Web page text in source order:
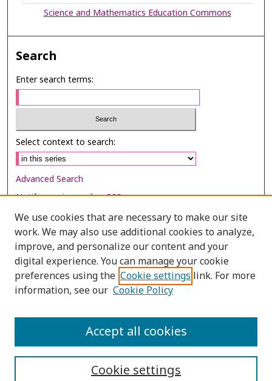
Science and Mathematics Education Commons
Search
Enter search terms:
Select context to search:
Advanced Search
Notify me via email orRSS
Browse
Collections
Disciplines
Authors
We use cookies that are necessary to make our site
work. We may also use additional cookies to analyze,
improve, and personalize our content and your
digital experience. You can manage your cookie
preferences using the Cookie settings link. For more
information, see our Cookie Policy
Cookie settings
Accept all cookies